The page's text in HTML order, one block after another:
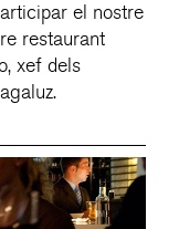
el nostre
restaurant
xef dels